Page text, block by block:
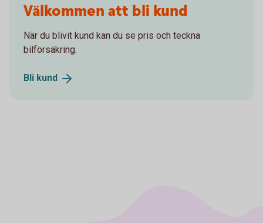
Välkommen att bli kund
När du blivit kund kan du se pris och teckna
bilförsäkring.
Bli kund